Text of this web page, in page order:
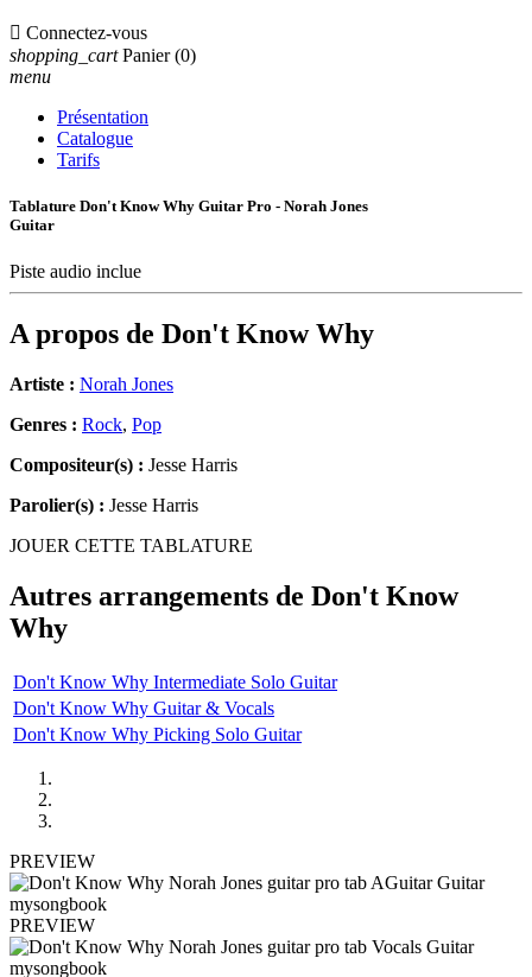
 Connectez-vous
shopping_cart Panier (0)
menu
Présentation
Catalogue
Tarifs
Tablature Don't Know Why Guitar Pro - Norah Jones
Guitar
Piste audio inclue
A propos de Don't Know Why
Artiste : Norah Jones
Genres : Rock, Pop
Compositeur(s) : Jesse Harris
Parolier(s) : Jesse Harris
JOUER CETTE TABLATURE
Autres arrangements de Don't Know
Why
Don't Know Why Intermediate Solo Guitar
Don't Know Why Guitar & Vocals
Don't Know Why Picking Solo Guitar
PREVIEW
PREVIEW